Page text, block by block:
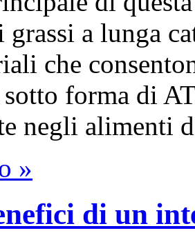
a lunga
che
forma di
negli alimenti
»
di un